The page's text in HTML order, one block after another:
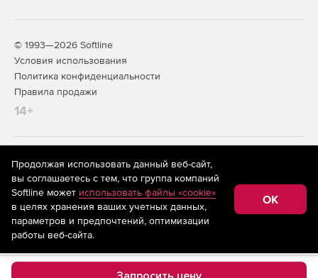
© 1993—2026 Softline
Условия использования
Политика конфиденциальности
Правила продажи
14+
На информационном ресурсе store.softline.ru применяются
рекомендательные технологии
(информационные технологии
предоставления информации на основе сбора,
систематизации и анализа сведений, относящихся к
предпочтениям пользователей сети «Интернет»,
находящихся на территории Российской Федерации)
Продолжая использовать данный веб-сайт,
вы соглашаетесь с тем, что группа компаний
Softline может использовать файлы «cookie»
в целях хранения ваших учетных данных,
параметров и предпочтений, оптимизации
работы веб-сайта.
OK